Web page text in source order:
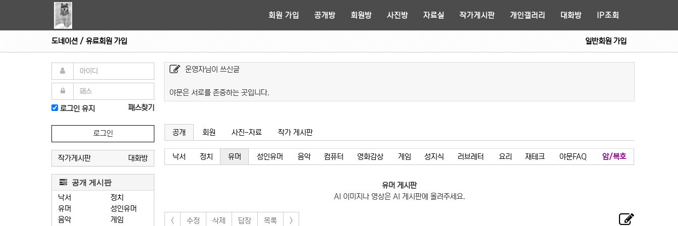
회원 가입 공개방 회원방 사진방 자료실 작가게시판 개인갤러리 대화방 IP조회
도네이션 / 유료회원 가입 일반회원 가입
로그인 유지 패스찾기
로그인
작가게시판 대화방
공개 게시판
낙서
유머
음악
정치
성인유머
게임
운영자님이 쓰신글
야문은 서로를 존중하는 곳입니다.
공개 회원 사진-자료 작가 게시판
낙서 정치 유머 성인유머 음악 컴퓨터 영화감상 게임 성지식 러브레터 요리 재테크 야문FAQ 암/복호
유머 게시판
AI 이미지나 영상은 AI 게시판에 올려주세요.
< 수정 삭제 답장 목록
>